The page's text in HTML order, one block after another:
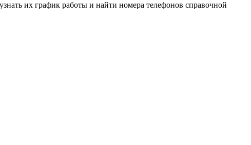
их график работы и найти номера телефонов справочной